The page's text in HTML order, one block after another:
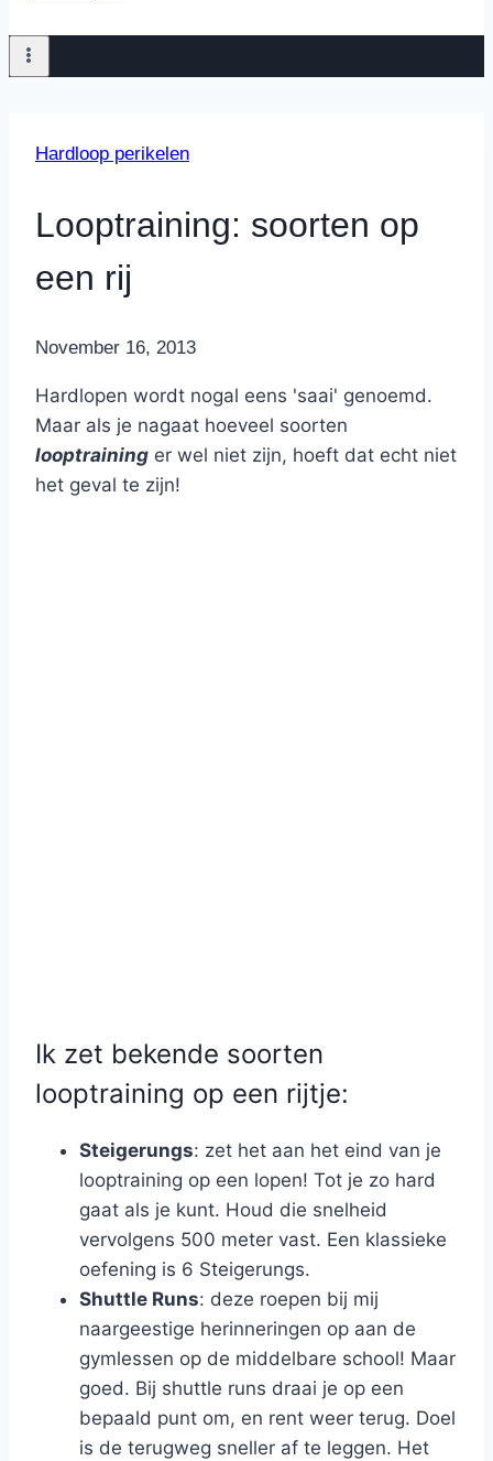
Hardloop perikelen
Looptraining: soorten op
een rij
ByNicole
November 16, 2013
Hardlopen wordt nogal eens 'saai' genoemd.
Maar als je nagaat hoeveel soorten
looptraining er wel niet zijn, hoeft dat echt niet
het geval te zijn!
Ik zet bekende soorten
looptraining op een rijtje:
Steigerungs: zet het aan het eind van je
looptraining op een lopen! Tot je zo hard
gaat als je kunt. Houd die snelheid
vervolgens 500 meter vast. Een klassieke
oefening is 6 Steigerungs.
Shuttle Runs: deze roepen bij mij
naargeestige herinneringen op aan de
gymlessen op de middelbare school! Maar
goed. Bij shuttle runs draai je op een
bepaald punt om, en rent weer terug. Doel
is de terugweg sneller af te leggen. Het